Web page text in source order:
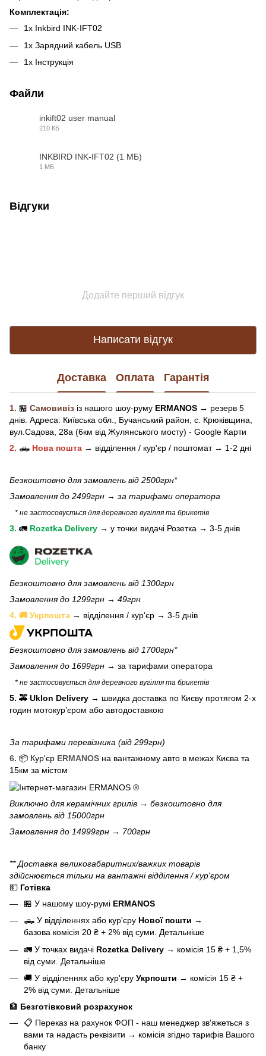
Комплектація:
1х Inkbird INK-IFT02
1х Зарядний кабель USB
1х Інструкція
Файли
inkift02 user manual
210 КБ
INKBIRD INK-IFT02 (1 МБ)
1 МБ
Відгуки
Додайте перший відгук
Написати відгук
Доставка Оплата Гарантія
1. 🏪 Самовивіз із нашого шоу-руму ERMANOS → резерв 5
днів. Адреса: Київська обл.,
Бучанський район, с. Крюківщина,
вул.Садова, 28а (6км від Жулянського мосту) - Google Карти
2. 🛻 Нова пошта → відділення / кур'єр / поштомат → 1-2 дні
Безкоштовно для замовлень від 2500грн*
Замовлення до 2499грн → за тарифами оператора
* не застосовується для деревного вугілля та брикетів
3. 🚛 Rozetka Delivery → у точки видачі Розетка → 3-5 днів
Безкоштовно для замовлень від 1300грн
Замовлення до 1299грн → 49грн
4. 🚚 Укрпошта → відділення / кур'єр → 3-5 днів
Безкоштовно для замовлень від 1700грн*
Замовлення до 1699грн → за тарифами оператора
* не застосовується для деревного вугілля та брикетів
5. 🚕 Uklon Delivery → швидка доставка по Києву протягом 2-х
годин мотокурʼєром або автодоставкою
За тарифами перевізника (від 299грн)
6. 📦 Кур'єр ERMANOS на вантажному авто в межах Києва та
15км за містом
Виключно длякерамічних грилів → безкоштовно для
замовлень від 15000грн
Замовлення до 14999грн → 700грн
** Доставка великогабаритних/важких товарів
здійснюється тільки на вантажні відділення / кур'єром
💵 Готівка
🏪 У нашому шоу-румі ERMANOS
🛻 У відділеннях або кур'єру Нової пошти →
базова комісія 20 ₴ + 2% від суми. Детальніше
🚛 У точках видачі Rozetka Delivery → комісія 15 ₴ + 1,5%
від суми. Детальніше
🚚 У відділеннях або кур'єру Укрпошти → комісія 15 ₴ +
2% від суми. Детальніше
🏦 Безготівковий розрахунок
📋 Переказ на рахунок ФОП - наш менеджер зв'яжеться з
вами та надасть реквізити → комісія згідно тарифів Вашого
банку